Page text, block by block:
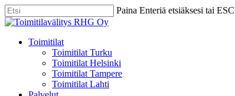
Skip
to
content
Paina Enteriä etsiäksesi tai
Close
Menu
Toimitilat
Toimitilat Turku
Toimitilat Helsinki
Toimitilat Tampere
Toimitilat Lahti